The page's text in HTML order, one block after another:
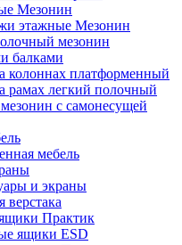
Мезонин
этажные Мезонин
мезонин
балками
колоннах платформенный
рамах легкий полочный
с самонесущей
мебель
и экраны
верстака
Практик
ящики ESD